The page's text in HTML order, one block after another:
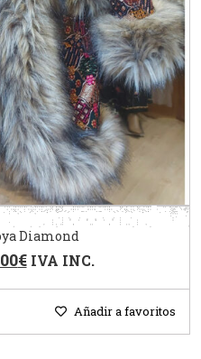
Diamond
€ IVA INC.
Añadir a favoritos